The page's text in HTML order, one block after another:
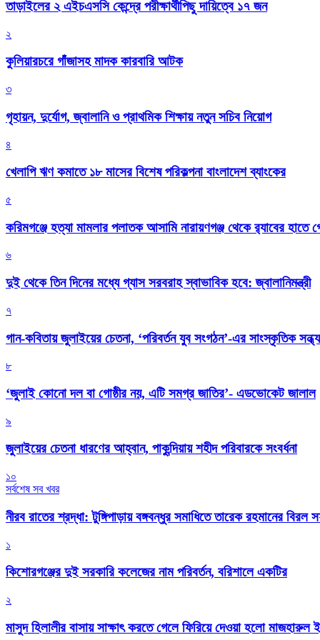
তাড়াইলের ২ এইচএসসি কেন্দ্রে পরীক্ষার্থীপিছু দায়িত্বে ১৭ জন
২
কুলিয়ারচরে গাঁজাসহ মাদক কারবারি আটক
৩
গৃহায়ন, দুর্যোগ, জ্বালানি ও প্রাথমিক শিক্ষায় নতুন সচিব নিয়োগ
৪
খেলাপি ঋণ কমাতে ১৮ মাসের বিশেষ পরিকল্পনা বাংলাদেশ ব্যাংকের
৫
করিমগঞ্জে হত্যা মামলার পলাতক আসামি নারায়ণগঞ্জ থেকে র‌্যাবের হাতে
৬
দুই থেকে তিন দিনের মধ্যে গ্যাস সরবরাহ স্বাভাবিক হবে: জ্বালানিমন্ত্রী
৭
গান-কবিতায় জুলাইয়ের চেতনা, ‘পরিবর্তন যুব সংগঠন’-এর সাংস্কৃতিক
৮
‘জুলাই কোনো দল বা গোষ্ঠীর নয়, এটি সমগ্র জাতির’- এডভোকেট জালাল
৯
জুলাইয়ের চেতনা ধারণের আহ্বান, পাকুন্দিয়ায় শহীদ পরিবারকে সংবর্ধনা
১০
সর্বশেষ সব খবর
নীরব রাতের শ্রদ্ধা: টুঙ্গিপাড়ায় বঙ্গবন্ধুর সমাধিতে তারেক রহমানের বিরল
১
কিশোরগঞ্জের দুই সরকারি কলেজের নাম পরিবর্তন, বরিশালে একটির
২
মাসুদ হিলালীর বাসায় সাক্ষাৎ করতে গেলে ফিরিয়ে দেওয়া হলো মাজহারুল